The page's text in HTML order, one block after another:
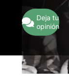
Deja tu
opinión